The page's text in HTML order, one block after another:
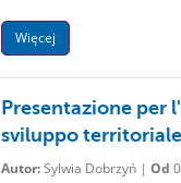
Więcej
Presentazione per
sviluppo
Autor:Sylwia Dobrzyń | Od